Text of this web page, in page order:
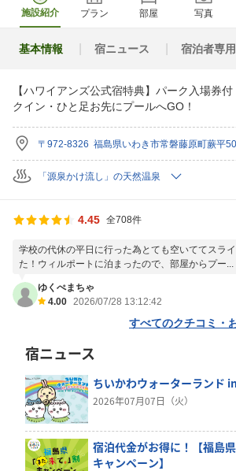
施設紹介 プラン 部屋 写真
基本情報 宿ニュース 宿泊者専
【ハワイアンズ公式宿特典】パーク入場券
クイン・ひと足お先にプールへGO！
〒972-8326 福島県いわき市常磐藤原町蕨平50
「源泉かけ流し」の天然温泉
4.45 全708件
学校の代休の平日に行った為とても空いててスラ
た！ウィルポートに泊まったので、部屋からプー...
ゆくぺまちゃ
4.00 2026/07/28 13:12:42
すべてのクチコミ・
宿ニュース
ちいかわウォーターランド
2026年07月07日（火）
宿泊代金がお得に！【福島
キャンペーン】